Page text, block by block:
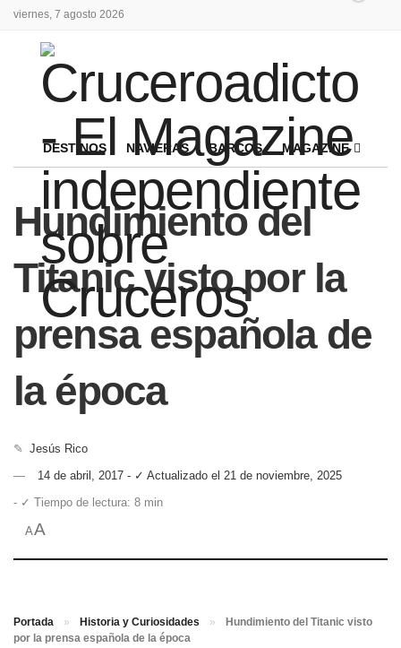
viernes, 7 agosto 2026
DESTINOS NAVIERAS BARCOS MAGAZINE
Hundimiento del
Titanic visto por la
prensa española de
la época
✎ Jesús Rico
14 de abril, 2017 - ✓ Actualizado el 21 de noviembre, 2025
- ✓ Tiempo de lectura: 8 min
AA
Portada » Historia y Curiosidades »
Hundimiento del Titanic visto
por la prensa española de la época